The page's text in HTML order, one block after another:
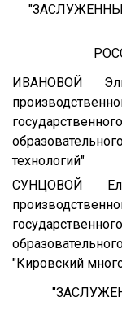
ИВАНОВОЙ
технологий"
СУНЦОВОЙ
"Кировский